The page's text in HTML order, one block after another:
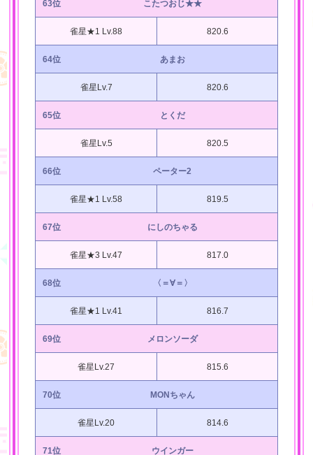
63位 こたつおじ★★
雀星★1 Lv.88 820.6
64位 あまお
雀星Lv.7 820.6
65位 とくだ
雀星Lv.5 820.5
66位 ペーター2
雀星★1 Lv.58 819.5
67位 にしのちゃる
雀星★3 Lv.47 817.0
68位 〈＝∀＝〉
雀星★1 Lv.41 816.7
69位 メロンソーダ
雀星Lv.27 815.6
70位 MONちゃん
雀星Lv.20 814.6
71位 ウインガー